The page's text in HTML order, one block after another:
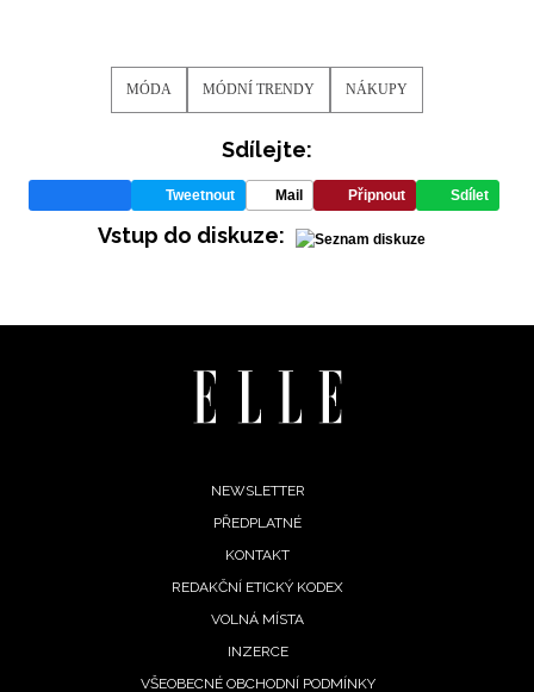
MÓDA MÓDNÍ TRENDY NÁKUPY
Sdílejte:
Tweetnout Mail Připnout Sdílet
Vstup do diskuze:
NEWSLETTER
PŘEDPLATNÉ
KONTAKT
REDAKČNÍ ETICKÝ KODEX
VOLNÁ MÍSTA
INZERCE
VŠEOBECNÉ OBCHODNÍ PODMÍNKY